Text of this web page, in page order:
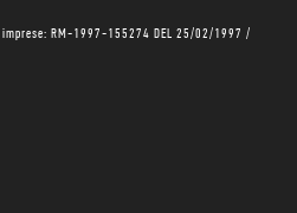
imprese: RM-1997-155274 DEL 25/02/1997 /